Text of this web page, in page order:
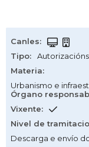
Canles:
Tipo:
Materia:
Urbanismo e
Órgano
Vixente:
Nivel de
Descarga e envío